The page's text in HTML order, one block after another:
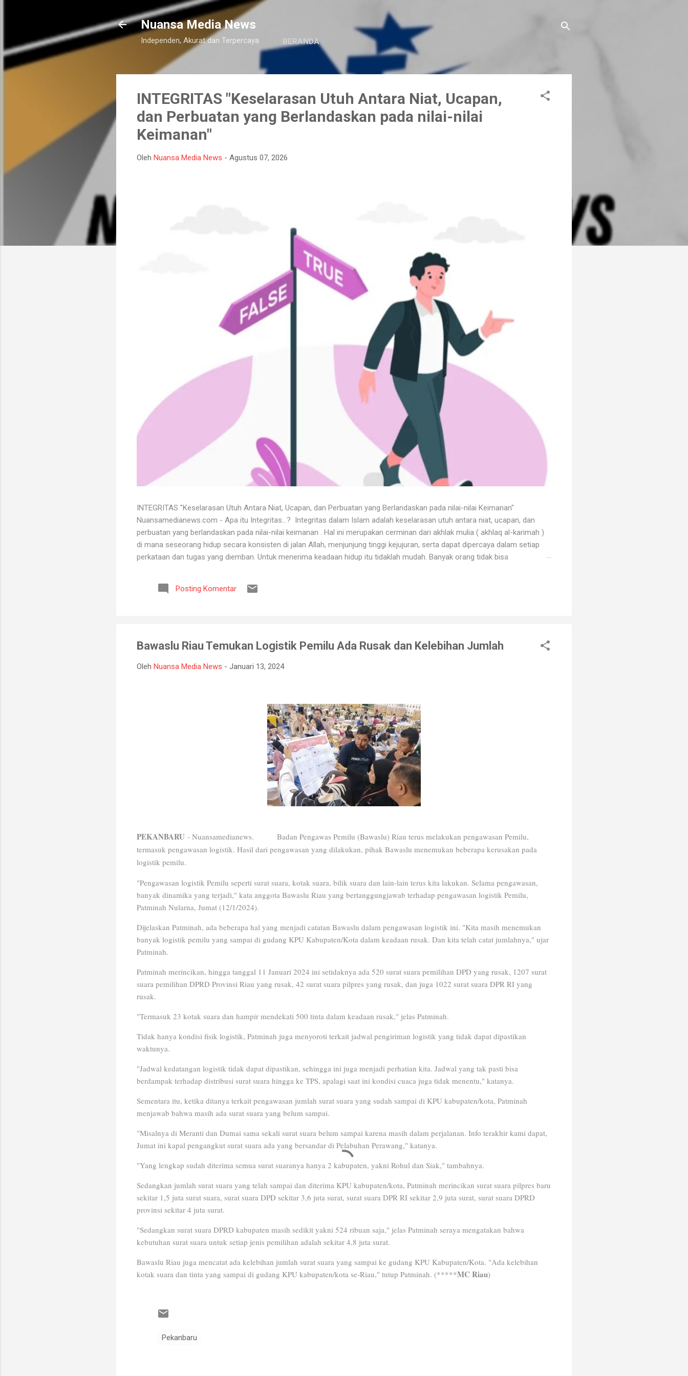
Langsung ke konten utama
Nuansa Media News
Independen, Akurat dan Terpercaya BERANDA
INTEGRITAS "Keselarasan Utuh Antara Niat, Ucapan,
dan Perbuatan yang Berlandaskan pada nilai-nilai
Keimanan"
Oleh Nuansa Media News - Agustus 07, 2026
INTEGRITAS "Keselarasan Utuh Antara Niat, Ucapan, dan Perbuatan yang Berlandaskan pada nilai-nilai Keimanan"
Nuansamedianews.com - Apa itu Integritas...? Integritas dalam Islam adalah keselarasan utuh antara niat, ucapan, dan
perbuatan yang berlandaskan pada nilai-nilai keimanan . Hal ini merupakan cerminan dari akhlak mulia ( akhlaq al-karimah )
di mana seseorang hidup secara konsisten di jalan Allah, menjunjung tinggi kejujuran, serta dapat dipercaya dalam setiap
perkataan dan tugas yang diemban. Untuk menerima keadaan hidup itu tidaklah mudah. Banyak orang tidak bisa
lutut merelakan integritasnya hancur. Padahal telah dipertahankan sekian lama, dan banyak orang menilainya sebagai orang
bersih atau baik. Seorang muslim, iman merupakan landasan penting dalam menjalankan kehidupan. Orang beriman selalu
Posting Komentar
Bawaslu Riau Temukan Logistik Pemilu Ada Rusak dan Kelebihan Jumlah
Oleh Nuansa Media News - Januari 13, 2024
PEKANBARU - Nuansamedianews. Badan Pengawas Pemilu (Bawaslu) Riau terus melakukan pengawasan Pemilu,
termasuk pengawasan logistik. Hasil dari pengawasan yang dilakukan, pihak Bawaslu menemukan beberapa kerusakan pada
logistik pemilu.
"Pengawasan logistik Pemilu seperti surat suara, kotak suara, bilik suara dan lain-lain terus kita lakukan. Selama pengawasan,
banyak dinamika yang terjadi," kata anggota Bawaslu Riau yang bertanggungjawab terhadap pengawasan logistik Pemilu,
Patminah Nularna, Jumat (12/1/2024).
Dijelaskan Patminah, ada beberapa hal yang menjadi catatan Bawaslu dalam pengawasan logistik ini. "Kita masih menemukan
banyak logistik pemilu yang sampai di gudang KPU Kabupaten/Kota dalam keadaan rusak. Dan kita telah catat jumlahnya," ujar
Patminah.
Patminah merincikan, hingga tanggal 11 Januari 2024 ini setidaknya ada 520 surat suara pemilihan DPD yang rusak, 1207 surat
suara pemilihan DPRD Provinsi Riau yang rusak, 42 surat suara pilpres yang rusak, dan juga 1022 surat suara DPR RI yang
rusak.
"Termasuk 23 kotak suara dan hampir mendekati 500 tinta dalam keadaan rusak," jelas Patminah.
Tidak hanya kondisi fisik logistik, Patminah juga menyoroti terkait jadwal pengiriman logistik yang tidak dapat dipastikan
waktunya.
"Jadwal kedatangan logistik tidak dapat dipastikan, sehingga ini juga menjadi perhatian kita. Jadwal yang tak pasti bisa
berdampak terhadap distribusi surat suara hingga ke TPS, apalagi saat ini kondisi cuaca juga tidak menentu," katanya.
Sementara itu, ketika ditanya terkait pengawasan jumlah surat suara yang sudah sampai di KPU kabupaten/kota, Patminah
menjawab bahwa masih ada surat suara yang belum sampai.
"Misalnya di Meranti dan Dumai sama sekali surat suara belum sampai karena masih dalam perjalanan. Info terakhir kami dapat,
Jumat ini kapal pengangkut surat suara ada yang bersandar di Pelabuhan Perawang," katanya.
"Yang lengkap sudah diterima semua surat suaranya hanya 2 kabupaten, yakni Rohul dan Siak," tambahnya.
Sedangkan jumlah surat suara yang telah sampai dan diterima KPU kabupaten/kota, Patminah merincikan surat suara pilpres baru
sekitar 1,5 juta surat suara, surat suara DPD sekitar 3,6 juta surat, surat suara DPR RI sekitar 2,9 juta surat, surat suara DPRD
provinsi sekitar 4 juta surat.
"Sedangkan surat suara DPRD kabupaten masih sedikit yakni 524 ribuan saja," jelas Patminah seraya mengatakan bahwa
kebutuhan surat suara untuk setiap jenis pemilihan adalah sekitar 4,8 juta surat.
Bawaslu Riau juga mencatat ada kelebihan jumlah surat suara yang sampai ke gudang KPU Kabupaten/Kota. "Ada kelebihan
kotak suara dan tinta yang sampai di gudang KPU kabupaten/kota se-Riau," tutup Patminah. (*****MC Riau)
Pekanbaru